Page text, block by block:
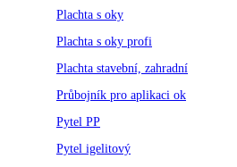
Plachta s oky
Plachta s oky profi
Plachta stavební, zahradní
Průbojník pro aplikaci ok
Pytel PP
Pytel igelitový